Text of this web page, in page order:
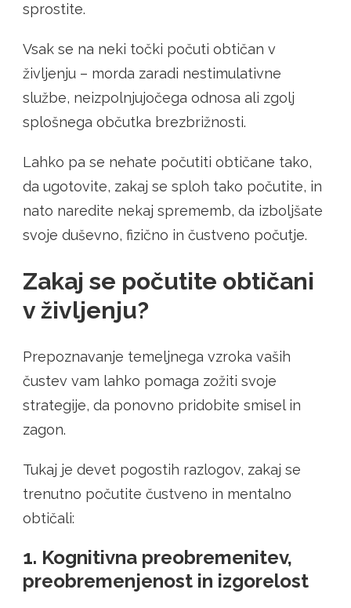
sprostite.
Vsak se na neki točki počuti obtičan v
življenju – morda zaradi nestimulativne
službe, neizpolnjujočega odnosa ali zgolj
splošnega občutka brezbrižnosti.
Lahko pa se nehate počutiti obtičane tako,
da ugotovite, zakaj se sploh tako počutite, in
nato naredite nekaj sprememb, da izboljšate
svoje duševno, fizično in čustveno počutje.
Zakaj se počutite obtičani
v življenju?
Prepoznavanje temeljnega vzroka vaših
čustev vam lahko pomaga zožiti svoje
strategije, da ponovno pridobite smisel in
zagon.
Tukaj je devet pogostih razlogov, zakaj se
trenutno počutite čustveno in mentalno
obtičali:
1. Kognitivna preobremenitev,
preobremenjenost in izgorelost